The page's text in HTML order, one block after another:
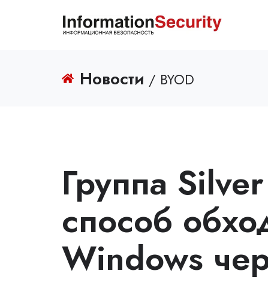
Новости / BYOD
Группа
способ
Windows